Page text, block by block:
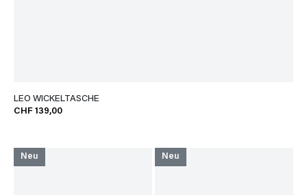
LEO WICKELTASCHE
CHF 139,00
Neu Neu